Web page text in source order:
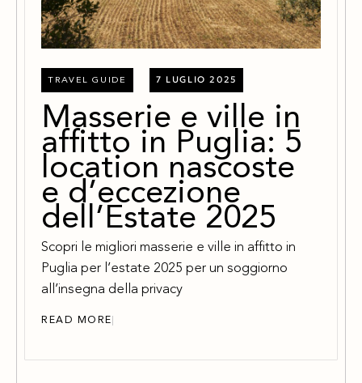
7 LUGLIO 2025
TRAVEL GUIDE
Masserie e ville in
affitto in Puglia: 5
location nascoste
e d’eccezione
dell’Estate 2025
Scopri le migliori masserie e ville in affitto in
Puglia per l’estate 2025 per un soggiorno
all’insegna della privacy
READ MORE